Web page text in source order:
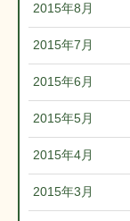
2015年8月
2015年7月
2015年6月
2015年5月
2015年4月
2015年3月